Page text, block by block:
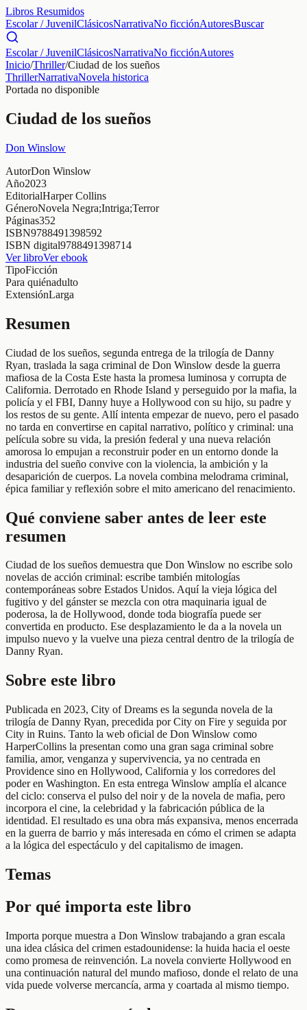
Libros Resumidos
Escolar / JuvenilClásicosNarrativaNo ficciónAutoresBuscar
Escolar / JuvenilClásicosNarrativaNo ficciónAutores
Inicio/Thriller/Ciudad de los sueños
ThrillerNarrativaNovela historica
Portada no disponible
Ciudad de los sueños
Don Winslow
AutorDon Winslow
Año2023
EditorialHarper Collins
GéneroNovela Negra;Intriga;Terror
Páginas352
ISBN9788491398592
ISBN digital9788491398714
Ver libroVer ebook
TipoFicción
Para quiénadulto
ExtensiónLarga
Resumen
Ciudad de los sueños, segunda entrega de la trilogía de Danny
Ryan, traslada la saga criminal de Don Winslow desde la guerra
mafiosa de la Costa Este hasta la promesa luminosa y corrupta de
California. Derrotado en Rhode Island y perseguido por la mafia, la
policía y el FBI, Danny huye a Hollywood con su hijo, su padre y
los restos de su gente. Allí intenta empezar de nuevo, pero el pasado
no tarda en convertirse en capital narrativo, político y criminal: una
película sobre su vida, la presión federal y una nueva relación
amorosa lo empujan a reconstruir poder en un entorno donde la
industria del sueño convive con la violencia, la ambición y la
desaparición de cuerpos. La novela combina melodrama criminal,
épica familiar y reflexión sobre el mito americano del renacimiento.
Qué conviene saber antes de leer este
resumen
Ciudad de los sueños demuestra que Don Winslow no escribe solo
novelas de acción criminal: escribe también mitologías
contemporáneas sobre Estados Unidos. Aquí la vieja lógica del
fugitivo y del gánster se mezcla con otra maquinaria igual de
poderosa, la de Hollywood, donde toda biografía puede ser
convertida en producto. Ese desplazamiento le da a la novela un
impulso nuevo y la vuelve una pieza central dentro de la trilogía de
Danny Ryan.
Sobre este libro
Publicada en 2023, City of Dreams es la segunda novela de la
trilogía de Danny Ryan, precedida por City on Fire y seguida por
City in Ruins. Tanto la web oficial de Don Winslow como
HarperCollins la presentan como una gran saga criminal sobre
familia, amor, venganza y supervivencia, ya no centrada en
Providence sino en Hollywood, California y los corredores del
poder en Washington. En esta entrega Winslow amplía el alcance
del ciclo: conserva el pulso del noir y de la novela de mafia, pero
incorpora el cine, la celebridad y la fabricación pública de la
identidad. El resultado es una obra más expansiva, menos encerrada
en la guerra de barrio y más interesada en cómo el crimen se adapta
a la lógica del espectáculo y del capitalismo de imagen.
Temas
Por qué importa este libro
Importa porque muestra a Don Winslow trabajando a gran escala
una idea clásica del crimen estadounidense: la huida hacia el oeste
como promesa de reinvención. La novela convierte Hollywood en
una continuación natural del mundo mafioso, donde el relato de una
vida puede volverse mercancía, arma y coartada al mismo tiempo.